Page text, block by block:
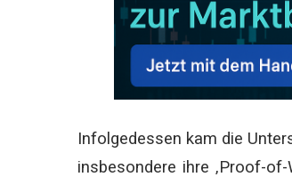
Infolgedessen kam die
insbesondere ihre ‚Proof-